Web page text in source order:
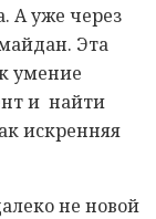
А уже через
Эта
умение
и найти
искренняя
не новой